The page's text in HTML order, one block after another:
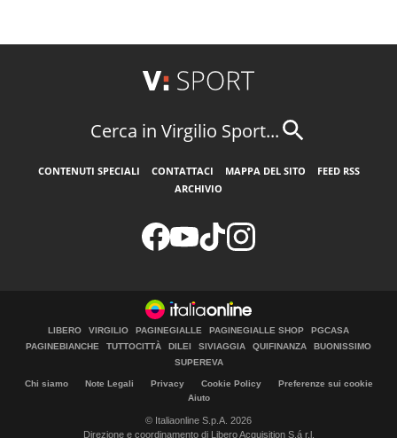
Cerca in Virgilio Sport...
CONTENUTI SPECIALI CONTATTACI MAPPA DEL SITO
FEED RSS
ARCHIVIO
LIBERO VIRGILIO PAGINEGIALLE PAGINEGIALLE SHOP
PGCASA
PAGINEBIANCHE
TUTTOCITTÀ DILEI SIVIAGGIA QUIFINANZA
BUONISSIMO
SUPEREVA
Chi siamo Note Legali Privacy Cookie Policy
Preferenze sui cookie
Aiuto
© Italiaonline S.p.A. 2026
Direzione e coordinamento di Libero Acquisition S.á r.l.